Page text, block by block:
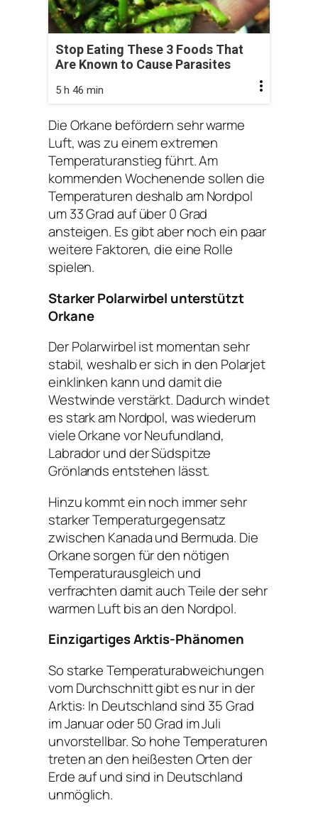
Stop Eating These 3 Foods That
Are Known to Cause Parasites
5 h 46 min
Die Orkane befördern sehr warme
Luft, was zu einem extremen
Temperaturanstieg führt. Am
kommenden Wochenende sollen die
Temperaturen deshalb am Nordpol
um 33 Grad auf über 0 Grad
ansteigen. Es gibt aber noch ein paar
weitere Faktoren, die eine Rolle
spielen.
Starker Polarwirbel unterstützt
Orkane
Der Polarwirbel ist momentan sehr
stabil, weshalb er sich in den Polarjet
einklinken kann und damit die
Westwinde verstärkt. Dadurch windet
es stark am Nordpol, was wiederum
viele Orkane vor Neufundland,
Labrador und der Südspitze
Grönlands entstehen lässt.
Hinzu kommt ein noch immer sehr
starker Temperaturgegensatz
zwischen Kanada und Bermuda. Die
Orkane sorgen für den nötigen
Temperaturausgleich und
verfrachten damit auch Teile der sehr
warmen Luft bis an den Nordpol.
E​inzigartiges Arktis-Phänomen
S​o starke Temperaturabweichungen
vom Durchschnitt gibt es nur in der
Arktis: In Deutschland sind 35 Grad
im Januar oder 50 Grad im Juli
unvorstellbar. So hohe Temperaturen
treten an den heißesten Orten der
Erde auf und sind in Deutschland
unmöglich.